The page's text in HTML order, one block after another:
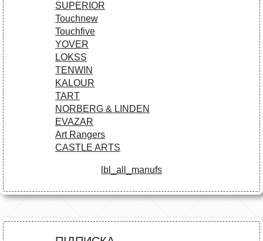
SUPERIOR
Touchnew
Touchfive
YOVER
LOKSS
TENWIN
KALOUR
TART
NORBERG & LINDEN
EVAZAR
Art Rangers
CASTLE ARTS
lbl_all_manufs